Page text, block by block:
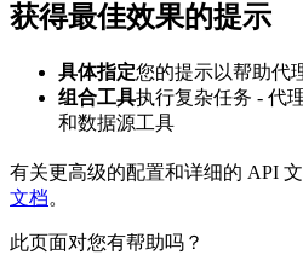
获得最佳效果的提示
具体指定您的提示以帮助代
组合工具执行复杂任务 - 代
和数据源工具
有关更高级的配置和详细的 API
文档。
此页面对您有帮助吗？